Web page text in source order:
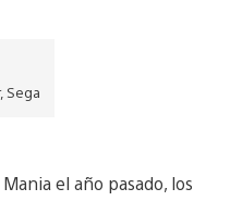
Sega
el año pasado, los